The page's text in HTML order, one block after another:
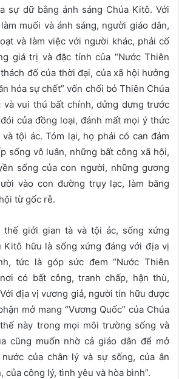
sự dữ bằng ánh sáng Chúa Kitô. Với
muối và ánh sáng, người giáo dân,
và làm việc với người khác, phải cố
giá trị và đặc tính của “Nước Thiên
đố của thời đại, của xã hội hưởng
hóa sự chết” vốn chối bỏ Thiên Chúa
vui thú bất chính, dửng dưng trước
của đồng loại, đánh mất mọi ý thức
tội ác. Tóm lại, họ phải có can đảm
sống vô luân, những bất công xã hội,
sống của con người, những gương
vào con đường trụy lạc, làm băng
từ gốc rễ.
thế giới gian tà và tội ác, sống xứng
Kitô hữu là sống xứng đáng với địa vị
tức là góp sức đem “Nước Thiên
có bất công, tranh chấp, hận thù,
địa vị vương giả, người tín hữu được
mở mang “Vương Quốc” của Chúa
này trong mọi môi trường sống và
cũng muốn nhờ cả giáo dân để mở
của chân lý và sự sống, của ân
của công lý, tình yêu và hòa bình”.